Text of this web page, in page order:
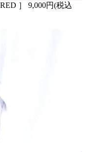
］ 9,000円(税込